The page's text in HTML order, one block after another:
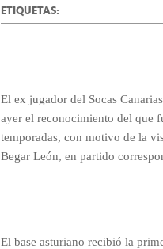
ETIQUETAS:
El ex jugador del Socas
ayer el reconocimiento del que
temporadas, con motivo de la
Begar León, en partido
El base asturiano recibió la